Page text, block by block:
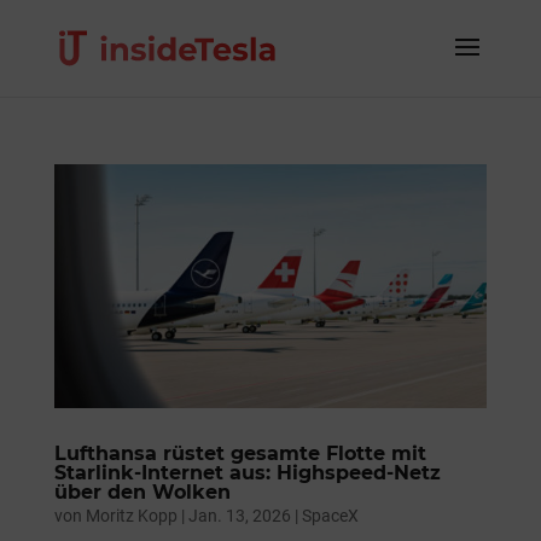
Lufthansa rüstet gesamte Flotte mit
Starlink-Internet aus: Highspeed-Netz
über den Wolken
von Moritz Kopp | Jan. 13, 2026 | SpaceX